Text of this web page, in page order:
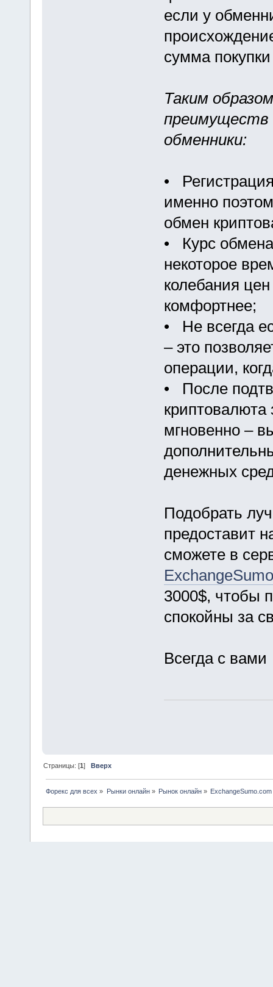
если у
сумма
Таким
преимуществ
обменники:
•
именно
обмен
• Курс
некоторое
колебания
комфортнее;
• Не всегда
– это
операции,
• После
криптовалюта
мгновенно –
денежных
Подобрать
предоставит
сможете в
ExchangeSumo
3000$, чтобы
спокойны за
Всегда с
Страницы: [1]Вверх
Форекс для всех » Рынки онлайн» Рынок онлайн»